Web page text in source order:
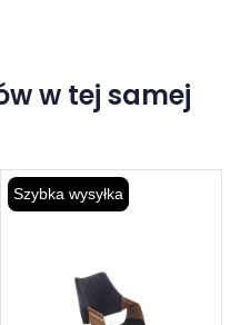
w tej samej
Szybka wysyłka